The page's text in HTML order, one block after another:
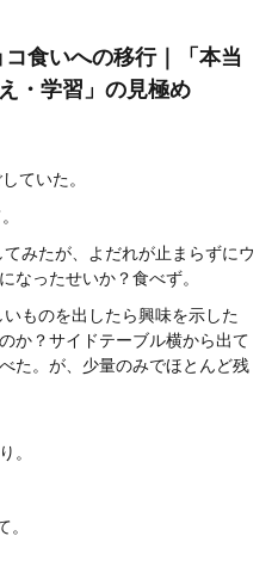
食いへの移行｜「本当
・学習」の見極め
ていた。
みたが、よだれが止まらずにウ
なったせいか？食べず。
ものを出したら興味を示した
か？サイドテーブル横から出て
た。が、少量のみでほとんど残
。